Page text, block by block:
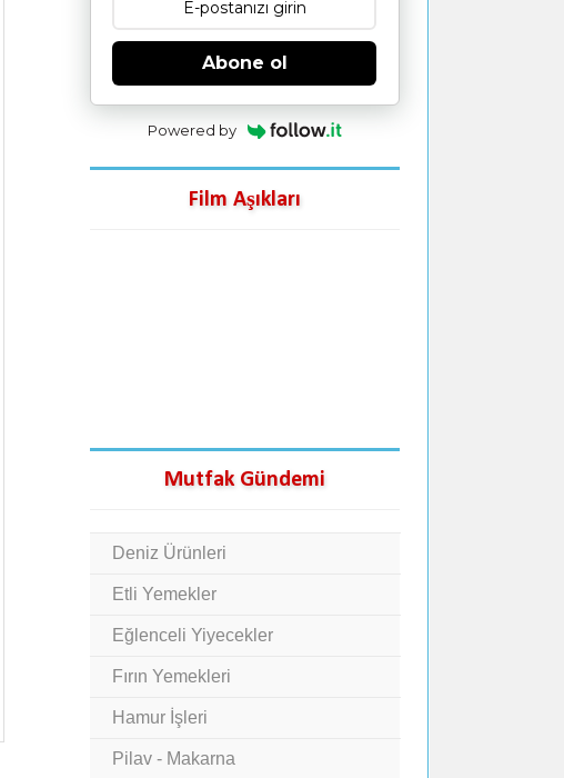
Abone ol
Powered by
Film Aşıkları
Mutfak Gündemi
Deniz Ürünleri
Etli Yemekler
Eğlenceli Yiyecekler
Fırın Yemekleri
Hamur İşleri
Pilav - Makarna